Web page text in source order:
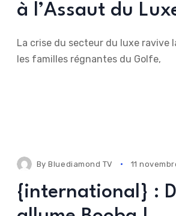
à l’Assaut du
La crise du secteur du luxe ravive
les familles régnantes du Golfe,
ByBluediamond TV 11
{international} :